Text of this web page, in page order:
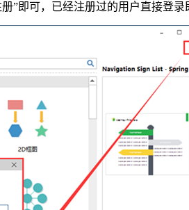
”即可，已经注册过的用户直接登录